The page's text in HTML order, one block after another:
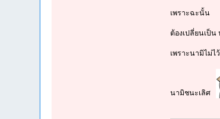
เพราะฉะนั้น
ต้องเปลี่ยนเป็น
เพราะนามิไม่ไ
นามิชนะเลิศ